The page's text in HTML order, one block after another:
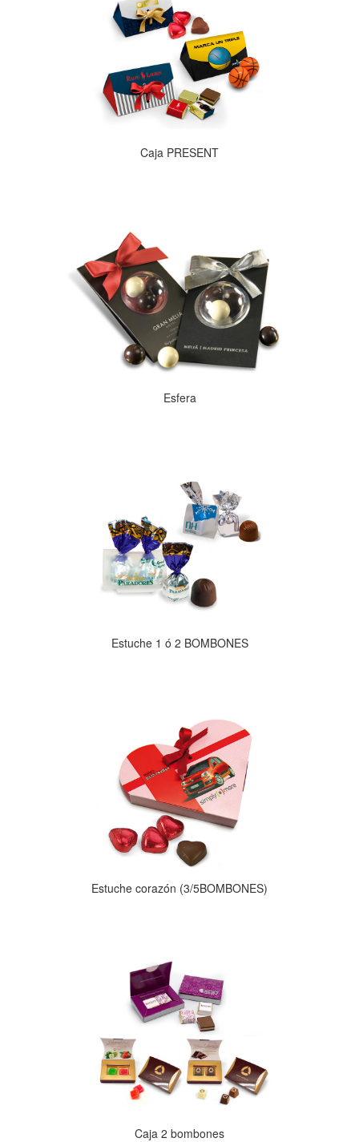
Caja PRESENT
Esfera
Estuche 1 ó 2 BOMBONES
Estuche corazón (3/5BOMBONES)
Caja 2 bombones